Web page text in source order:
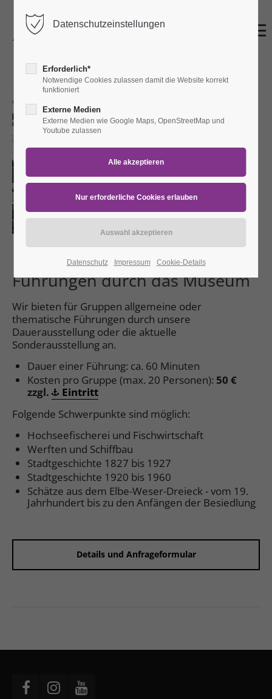
Führungen durch das Museum
Wir bieten für Gruppen allgemeine oder
thematische Führungen durch unsere
Dauerausstellung oder die aktuelle
Sonderausstellung an.
Dauer einer Führung: ca. 60 Minuten
Kosten pro Gruppe (max. 20 Personen): 50 €
zzgl.
Eintritt
Folgende Schwerpunkte sind möglich:
Hochseefischerei und Fischwirtschaft
Werften und Schiffbau
Stadtgeschichte 1827 bis 1927
Stadtgeschichte 1920 bis 1960
Schätze aus dem Elbe-Weser-Dreieck - vom 19.
Jahrhundert bis zu den Anfängen der Besiedlung
Details und Anfrageformular
Datenschutzeinstellungen
Erforderlich*
Notwendige Cookies zulassen damit die Website korrekt
funktioniert
Externe Medien
Externe Medien wie Google Maps, OpenStreetMap und
Youtube zulassen
Datenschutz Impressum Cookie-Details